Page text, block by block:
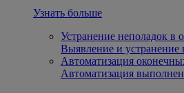
Узнать больше
Устранение неполадок в
Выявление и устранение
Автоматизация
Автоматизация